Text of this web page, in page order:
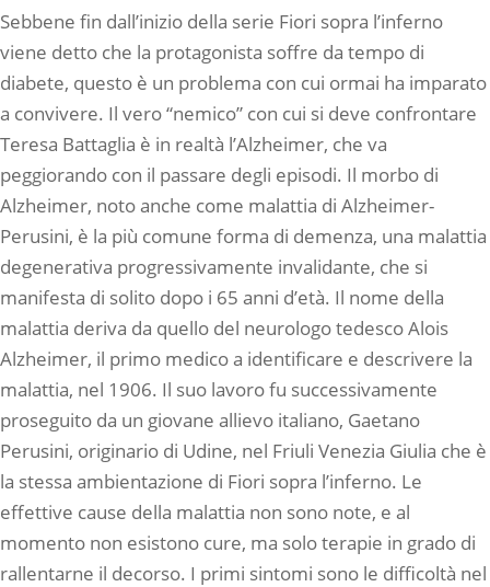
Sebbene fin dall’inizio della serie Fiori sopra l’inferno
viene detto che la protagonista soffre da tempo di
diabete, questo è un problema con cui ormai ha imparato
a convivere. Il vero “nemico” con cui si deve confrontare
Teresa Battaglia è in realtà l’Alzheimer, che va
peggiorando con il passare degli episodi. Il morbo di
Alzheimer, noto anche come malattia di Alzheimer-
Perusini, è la più comune forma di demenza, una malattia
degenerativa progressivamente invalidante, che si
manifesta di solito dopo i 65 anni d’età. Il nome della
malattia deriva da quello del neurologo tedesco Alois
Alzheimer, il primo medico a identificare e descrivere la
malattia, nel 1906. Il suo lavoro fu successivamente
proseguito da un giovane allievo italiano, Gaetano
Perusini, originario di Udine, nel Friuli Venezia Giulia che è
la stessa ambientazione di Fiori sopra l’inferno. Le
effettive cause della malattia non sono note, e al
momento non esistono cure, ma solo terapie in grado di
rallentarne il decorso. I primi sintomi sono le difficoltà nel